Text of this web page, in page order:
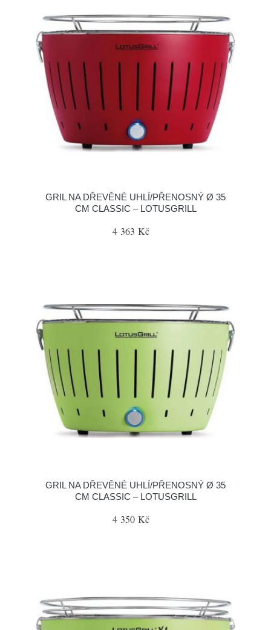
GRIL NA DŘEVĚNÉ UHLÍ/PŘENOSNÝ Ø 35
CM CLASSIC – LOTUSGRILL
4 363 Kč
GRIL NA DŘEVĚNÉ UHLÍ/PŘENOSNÝ Ø 35
CM CLASSIC – LOTUSGRILL
4 350 Kč